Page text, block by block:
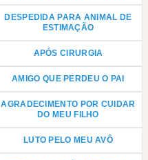
DESPEDIDA PARA ANIMAL DE
ESTIMAÇÃO
APÓS CIRURGIA
AMIGO QUE PERDEU O PAI
AGRADECIMENTO POR CUIDAR
DO MEU FILHO
LUTO PELO MEU AVÔ